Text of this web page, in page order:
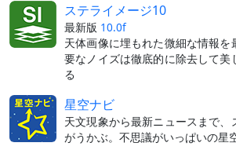
ステライメージ10
最新版 10.0f
天体画像に埋もれた微細な情報を
要なノイズは徹底的に除去して美
る
星空ナビ
天文現象から最新ニュースまで、
がうかぶ。不思議がいっぱいの星